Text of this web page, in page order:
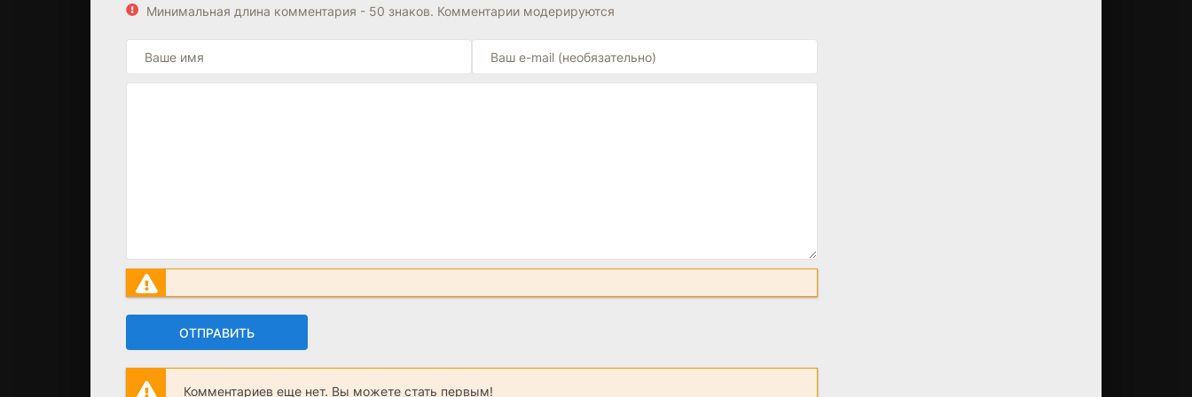
Минимальная длина комментария - 50 знаков. Комментарии модерируются
ОТПРАВИТЬ
Комментариев еще нет. Вы можете стать первым!